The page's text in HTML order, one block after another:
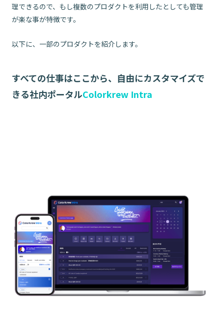
理できるので、もし複数のプロダクトを利用したとしても管理
が楽な事が特徴です。
以下に、一部のプロダクトを紹介します。
すべての仕事はここから、自由にカスタマイズで
きる社内ポータルColorkrew Intra